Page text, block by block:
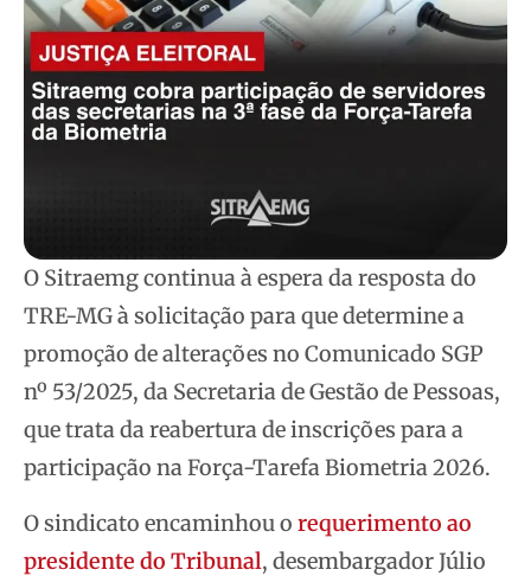
O Sitraemg continua à espera da resposta do
TRE-MG à solicitação para que determine a
promoção de alterações no Comunicado SGP
nº 53/2025, da Secretaria de Gestão de Pessoas,
que trata da reabertura de inscrições para a
participação na Força-Tarefa Biometria 2026.
O sindicato encaminhou o requerimento ao
presidente do Tribunal, desembargador Júlio